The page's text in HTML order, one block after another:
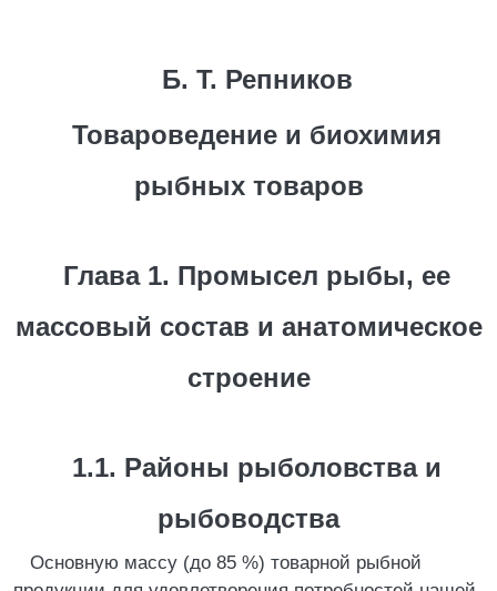
Б. Т. Репников
Товароведение и биохимия
рыбных товаров
Глава 1. Промысел рыбы, ее
массовый состав и анатомическое
строение
1.1. Районы рыболовства и
рыбоводства
Основную массу (до 85 %) товарной рыбной